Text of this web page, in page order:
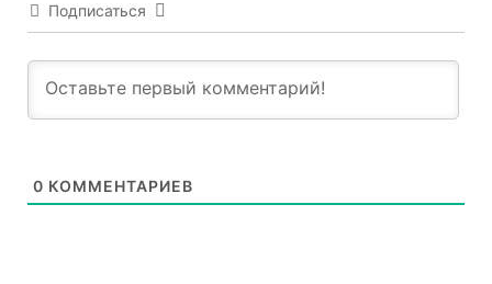
Подписаться
0 КОММЕНТАРИЕВ